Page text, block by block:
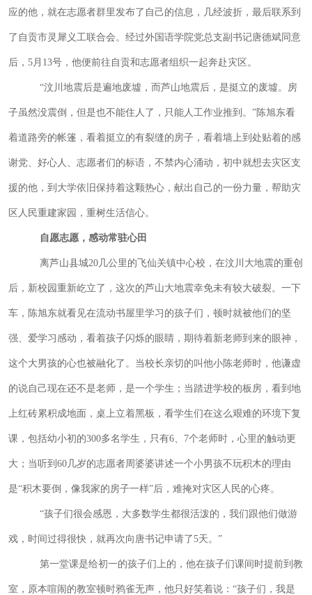
应的他，就在志愿者群里发布了自己的信息，几经波折，最后联系到
了自贡市灵犀义工联合会。经过外国语学院党总支副书记唐德斌同意
后， 5月 13号，他便前往自贡和志愿者组织一起奔赴灾区。
“汶川地震后是遍地废墟，而芦山地震后，是挺立的废墟。房
子虽然没震倒，但是也不能住人了，只能人工作业推到。”陈旭东看
着道路旁的帐篷，看着挺立的有裂缝的房子，看着墙上到处贴着的感
谢党、好心人、志愿者们的标语，不禁内心涌动，初中就想去灾区支
援的他，到大学依旧保持着这颗热心，献出自己的一份力量，帮助灾
区人民重建家园，重树生活信心。
自愿志愿，感动常驻心田
离芦山县城20几公里的飞仙关镇中心校，在汶川大地震的重创
后，新校园重新屹立了，这次的芦山大地震幸免未有较大破裂。一下
车，陈旭东就看见在流动书屋里学习的孩子们，顿时就被他们的坚
强、爱学习感动，看着孩子闪烁的眼睛，期待着新老师到来的眼神，
这个大男孩的心也被融化了。当校长亲切的叫他小陈老师时，他谦虚
的说自己现在还不是老师，是一个学生；当踏进学校的板房，看到地
上红砖累积成地面，桌上立着黑板，看学生们在这么艰难的环境下复
课，包括幼小初的300多名学生，只有6、 7个老师时，心里的触动更
大；当听到 60几岁的志愿者周婆婆讲述一个小男孩不玩积木的理由
是“积木要倒，像我家的房子一样”后，难掩对灾区人民的心疼。
“孩子们很会感恩，大多数学生都很活泼的，我们跟他们做游
戏，时间过得很快，就再次向唐书记申请了5天。”
第一堂课是给初一的孩子们上的，他在孩子们课间时提前到教
室，原本喧闹的教室顿时鸦雀无声，他只好笑着说：“孩子们，我是